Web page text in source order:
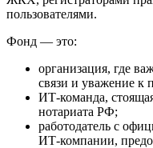
пользователями.
Фонд — это:
организация, где
связи и уважение к
ИТ-команда,
нотариата РФ;
работодатель с
ИТ-компании,